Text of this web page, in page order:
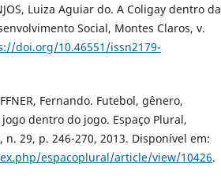
Luiza Aguiar do. A Coligay dentro da
Social, Montes Claros, v.
doi.org/10.46551/issn2179-
Fernando. Futebol, gênero,
dentro do jogo. Espaço Plural,
29, p. 246-270, 2013. Disponível em:
espacoplural/article/view/10426.